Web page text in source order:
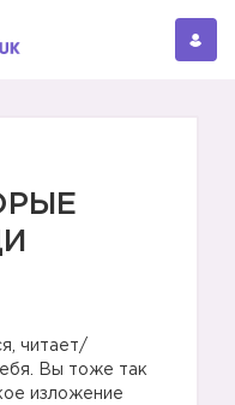
читает/
Вы тоже так
изложение